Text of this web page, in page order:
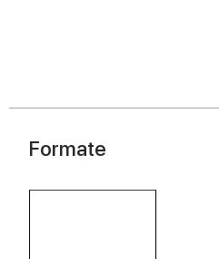
Formate